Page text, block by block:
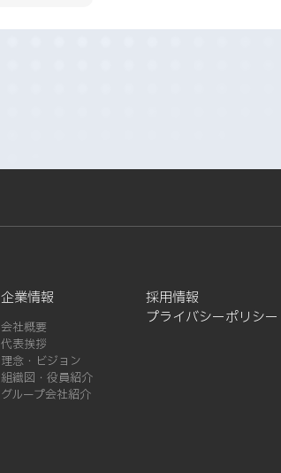
企業情報
会社概要
代表挨拶
理念・ビジョン
組織図・役員紹介
グループ会社紹介
採用情報
プライバシーポリシー